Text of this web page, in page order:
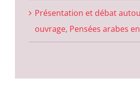
Présentation et débat
ouvrage, Pensées arabes